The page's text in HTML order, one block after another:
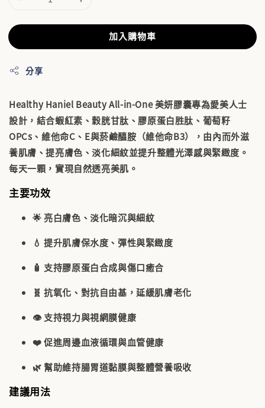
加入購物車
分享
Healthy Haniel Beauty All-in-One 美妍膠囊專為愛美人士
設計，結合蝦紅素、穀胱甘肽、膠原蛋白胜肽、葡萄籽
OPCs、維他命C、E與菸鹼醯胺（維他命B3）
，由內而外滋
養肌膚、提亮膚色、淡化細紋並提升整體光澤感與緊緻度。
每天一顆，實現自然透亮美肌。
主要功效
🌟 亮白膚色、淡化暗沉與細紋
💧 提升肌膚保水度、彈性與緊緻度
🧴 支持膠原蛋白合成與傷口癒合
🧬 抗氧化、對抗自由基，延緩肌膚老化
👁️ 支持視力與視網膜健康
❤️ 促進周邊血液循環與血管健康
🌿 幫助維持腸胃道黏膜與整體營養吸收
建議用法